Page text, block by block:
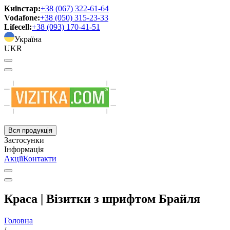
Київстар:+38 (067) 322-61-64
Vodafone:+38 (050) 315-23-33
Lifecell:+38 (093) 170-41-51
Україна
UKR
Вся продукція
Застосунки
Інформація
АкціїКонтакти
Краса | Візитки з шрифтом Брайля
Головна